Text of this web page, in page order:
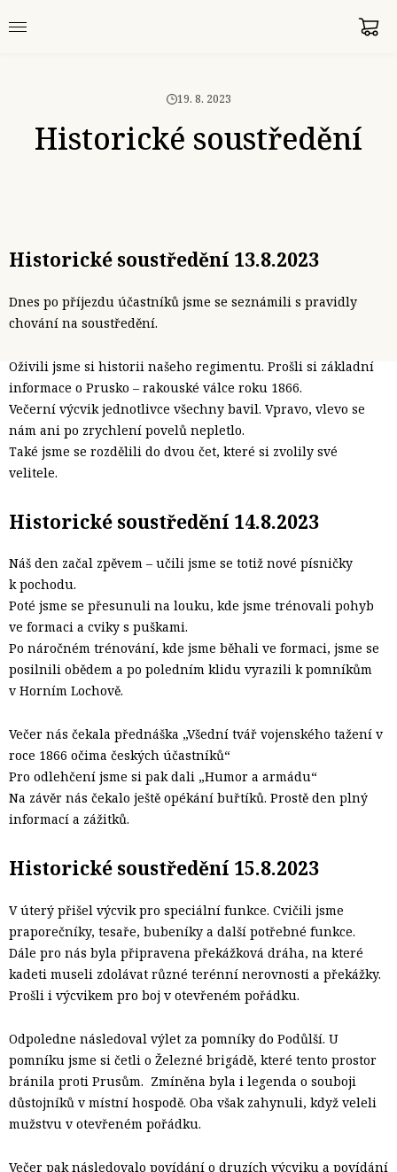
19. 8. 2023
Historické soustředění
Historické soustředění 13.8.2023
Dnes po příjezdu účastníků jsme se seznámili s pravidly
chování na soustředění.
Oživili jsme si historii našeho regimentu. Prošli si základní
informace o Prusko – rakouské válce roku 1866.
Večerní výcvik jednotlivce všechny bavil. Vpravo, vlevo se
nám ani po zrychlení povelů nepletlo.
Také jsme se rozdělili do dvou čet, které si zvolily své
velitele.
Historické soustředění 14.8.2023
Náš den začal zpěvem – učili jsme se totiž nové písničky
k pochodu.
Poté jsme se přesunuli na louku, kde jsme trénovali pohyb
ve formaci a cviky s puškami.
Po náročném trénování, kde jsme běhali ve formaci, jsme se
posilnili obědem a po poledním klidu vyrazili k pomníkům
v Horním Lochově.
Večer nás čekala přednáška „Všední tvář vojenského tažení v
roce 1866 očima českých účastníků“
Pro odlehčení jsme si pak dali „Humor a armádu“
Na závěr nás čekalo ještě opékání buřtíků. Prostě den plný
informací a zážitků.
Historické soustředění 15.8.2023
V úterý přišel výcvik pro speciální funkce. Cvičili jsme
praporečníky, tesaře, bubeníky a další potřebné funkce.
Dále pro nás byla připravena překážková dráha, na které
kadeti museli zdolávat různé terénní nerovnosti a překážky.
Prošli i výcvikem pro boj v otevřeném pořádku.
Odpoledne následoval výlet za pomníky do Podůlší. U
pomníku jsme si četli o Železné brigádě, které tento prostor
bránila proti Prusům. Zmíněna byla i legenda o souboji
důstojníků v místní hospodě. Oba však zahynuli, když veleli
mužstvu v otevřeném pořádku.
Večer pak následovalo povídání o druzích výcviku a povídání